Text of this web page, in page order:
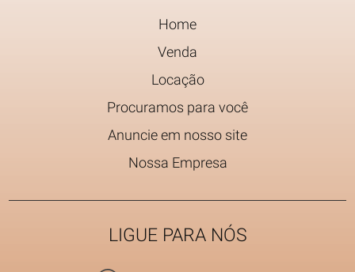
Home
Venda
Locação
Procuramos para você
Anuncie em nosso site
Nossa Empresa
LIGUE PARA NÓS